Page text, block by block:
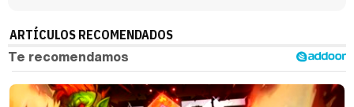
ARTÍCULOS RECOMENDADOS